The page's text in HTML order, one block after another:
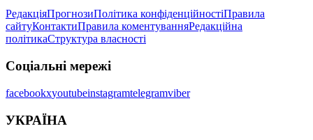
РедакціяПрогнозиПолітика конфіденційностіПравила
сайтуКонтактиПравила коментуванняРедакційна
політикаСтруктура власності
Соціальні мережі
facebookxyoutubeinstagramtelegramviber
УКРАЇНА